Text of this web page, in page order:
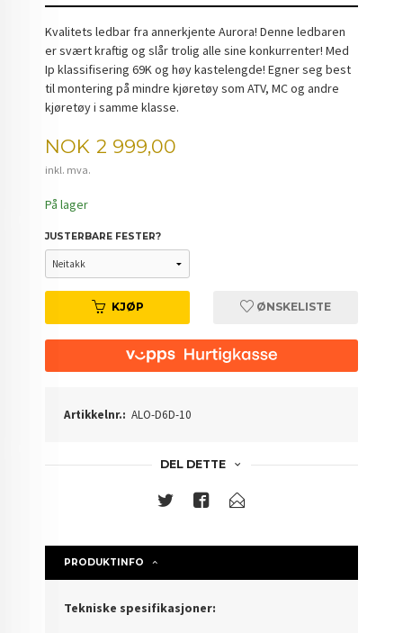
Kvalitets ledbar fra annerkjente Aurora! Denne ledbaren
er svært kraftig og slår trolig alle sine konkurrenter! Med
Ip klassifisering 69K og høy kastelengde! Egner seg best
til montering på mindre kjøretøy som ATV, MC og andre
kjøretøy i samme klasse.
Pris
NOK 2 999,00
inkl. mva.
På lager
JUSTERBARE FESTER?
KJØP ØNSKELISTE
Artikkelnr.: ALO-D6D-10
DEL DETTE
PRODUKTINFO
Tekniske spesifikasjoner: